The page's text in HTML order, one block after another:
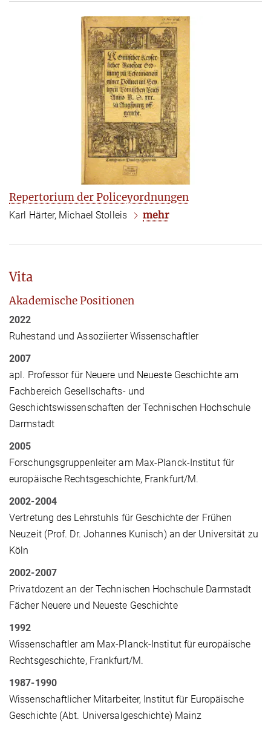
Repertorium der Policeyordnungen
Karl Härter, Michael Stolleis mehr
Vita
Akademische Positionen
2022
Ruhestand und Assoziierter Wissenschaftler
2007
apl. Professor für Neuere und Neueste Geschichte am
Fachbereich Gesellschafts- und
Geschichtswissenschaften der Technischen Hochschule
Darmstadt
2005
Forschungsgruppenleiter am Max-Planck-Institut für
europäische Rechtsgeschichte, Frankfurt/M.
2002-2004
Vertretung des Lehrstuhls für Geschichte der Frühen
Neuzeit (Prof. Dr. Johannes Kunisch) an der Universität zu
Köln
2002-2007
Privatdozent an der Technischen Hochschule Darmstadt
Fächer Neuere und Neueste Geschichte
1992
Wissenschaftler am Max-Planck-Institut für europäische
Rechtsgeschichte, Frankfurt/M.
1987-1990
Wissenschaftlicher Mitarbeiter, Institut für Europäische
Geschichte (Abt. Universalgeschichte) Mainz